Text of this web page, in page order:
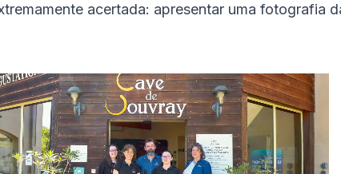
acertada: apresentar uma fotografia